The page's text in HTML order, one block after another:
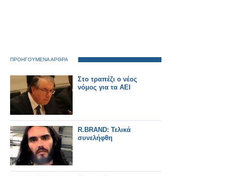
ΠΡΟΗΓΟΥΜΕΝΑ ΑΡΘΡΑ
Στο τραπέζι ο νέος
νόμος για τα ΑΕΙ
R.BRAND: Τελικά
συνελήφθη